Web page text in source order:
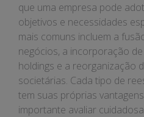
que uma empresa pode
objetivos e necessidades
mais comuns incluem a
negócios, a incorporação
holdings e a reorganização
societárias. Cada tipo de
tem suas próprias
importante avaliar